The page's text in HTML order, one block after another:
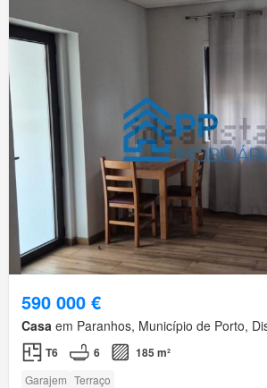
590 000 €
Casa em Paranhos, Município de Porto,
T6 6 185 m²
Garajem Terraço